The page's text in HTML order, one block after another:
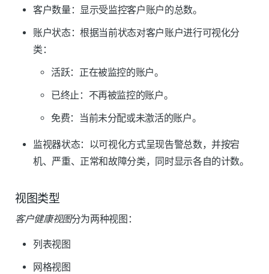
客户数量 ：显示受监控客户账户的总数。
账户状态：根据当前状态对客户账户进行可视化分
类：
活跃： 正在被监控的账户。
已终止： 不再被监控的账户。
免费：
当前未分配或未激活的账户。
监视器状态： 以可视化方式呈现告警总数，并按宕
机、 严重、 正常和故障分类，同时显示各自的计数。
视图类型
客户健康视图分为两种视图：
列表视图
网格视图